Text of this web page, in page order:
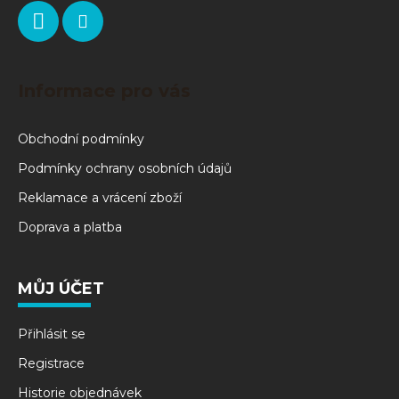
Obchodní podmínky
Podmínky ochrany osobních údajů
Reklamace a vrácení zboží
Doprava a platba
MŮJ ÚČET
Přihlásit se
Registrace
Historie objednávek